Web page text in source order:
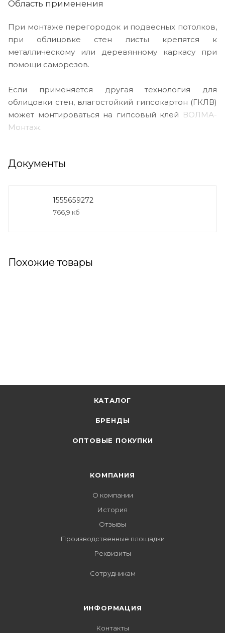
Область применения
При монтаже перегородок и подвесных потолков,
при облицовке стен листы крепятся к
металлическому или деревянному каркасу при
помощи саморезов.
Если применяется другая технология для
облицовки стен, влагостойкий гипсокартон (ГКЛВ)
может монтироваться на гипсовый клей ВОЛМА-
Монтаж.
Документы
1555659272
766,9 кб
Похожие товары
КАТАЛОГ
БРЕНДЫ
ОПТОВЫЕ ПОКУПКИ
КОМПАНИЯ
О компании
История
Отзывы
Производственные площадки
Реквизиты
Сотрудникам
ИНФОРМАЦИЯ
Контакты